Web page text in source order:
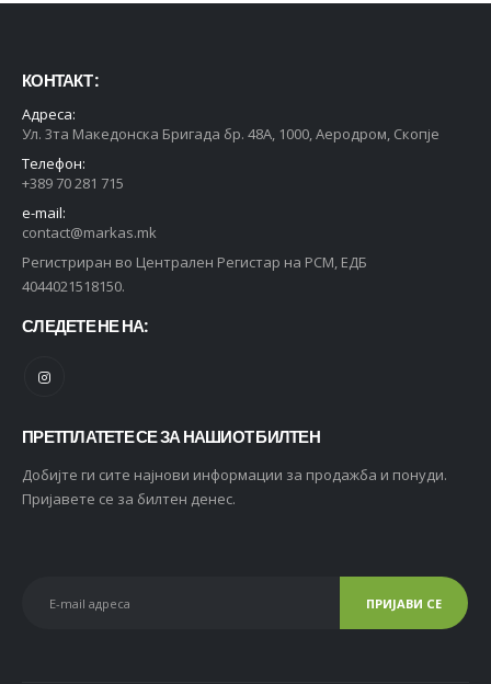
КОНТАКТ :
Адреса:
Ул. 3та Македонска Бригада бр. 48А, 1000, Аеродром, Скопје
Телефон:
+389 70 281 715
e-mail:
contact@markas.mk
Регистриран во Централен Регистар на РСМ, ЕДБ
4044021518150.
СЛЕДЕТЕ НЕ НА:
ПРЕТПЛАТЕТЕ СЕ ЗА НАШИОТ БИЛТЕН
Добијте ги сите најнови информации за продажба и понуди.
Пријавете се за билтен денес.